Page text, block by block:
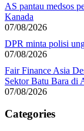
AS pantau medsos
Kanada
07/08/2026
DPR minta polisi
07/08/2026
Fair Finance Asia
Sektor Batu Bara di
07/08/2026
Categories